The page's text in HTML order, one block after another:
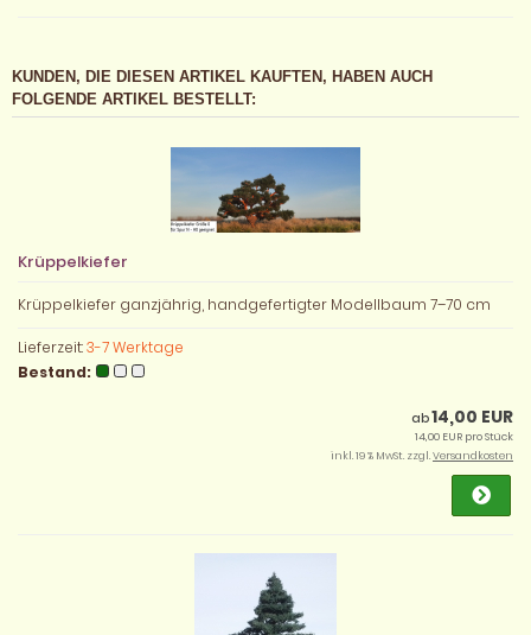
KUNDEN, DIE DIESEN ARTIKEL KAUFTEN, HABEN AUCH
FOLGENDE ARTIKEL BESTELLT:
Krüppelkiefer
Krüppelkiefer ganzjährig, handgefertigter Modellbaum 7–70 cm
Lieferzeit:3-7 Werktage
Bestand:
ab14,00 EUR
14,00 EUR pro Stück
inkl. 19 % MwSt. zzgl.Versandkosten